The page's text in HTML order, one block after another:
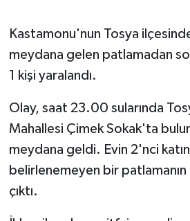
Kastamonu'nun Tosya
meydana gelen patlamadan
1 kişi yaralandı.
Olay, saat 23.00 sularında
Mahallesi Çimek Sokak'ta
meydana geldi. Evin 2'nci
belirlenemeyen bir patlamanın
çıktı.